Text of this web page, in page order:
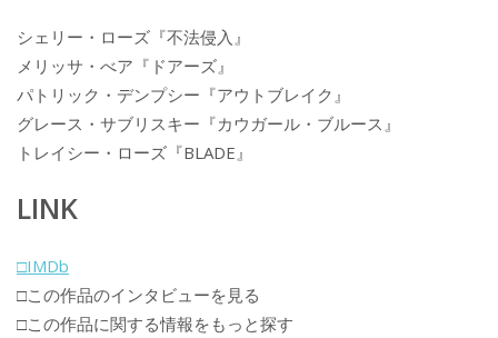
シェリー・ローズ『不法侵入』
メリッサ・べア『ドアーズ』
パトリック・デンプシー『アウトブレイク』
グレース・サブリスキー『カウガール・ブルース』
トレイシー・ローズ『BLADE』
LINK
□IMDb
□この作品のインタビューを見る
□この作品に関する情報をもっと探す